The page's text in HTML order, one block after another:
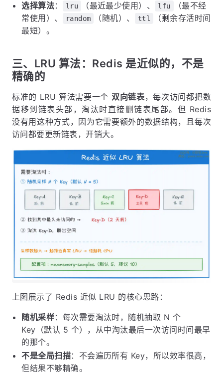
选择算法： lru （最近最少使用）、 lfu
（最不经
常使用）、
random （随机）、 ttl
（剩余存活时间
最短）。
三、LRU 算法：Redis 是近似的，不是
精确的
标准的 LRU 算法需要一个 双向链表，每次访问都把数
据移到链表头部，淘汰时直接删链表尾部。但 Redis
没有用这种方式，因为它需要额外的数据结构，且每次
访问都要更新链表，开销大。
上图展示了 Redis 近似 LRU 的核心思路：
随机采样：每次需要淘汰时，随机抽取 N 个
Key（默认 5 个），从中淘汰最后一次访问时间最早
的那个。
不是全局扫描：不会遍历所有 Key，所以效率很高，
但结果不够精确。